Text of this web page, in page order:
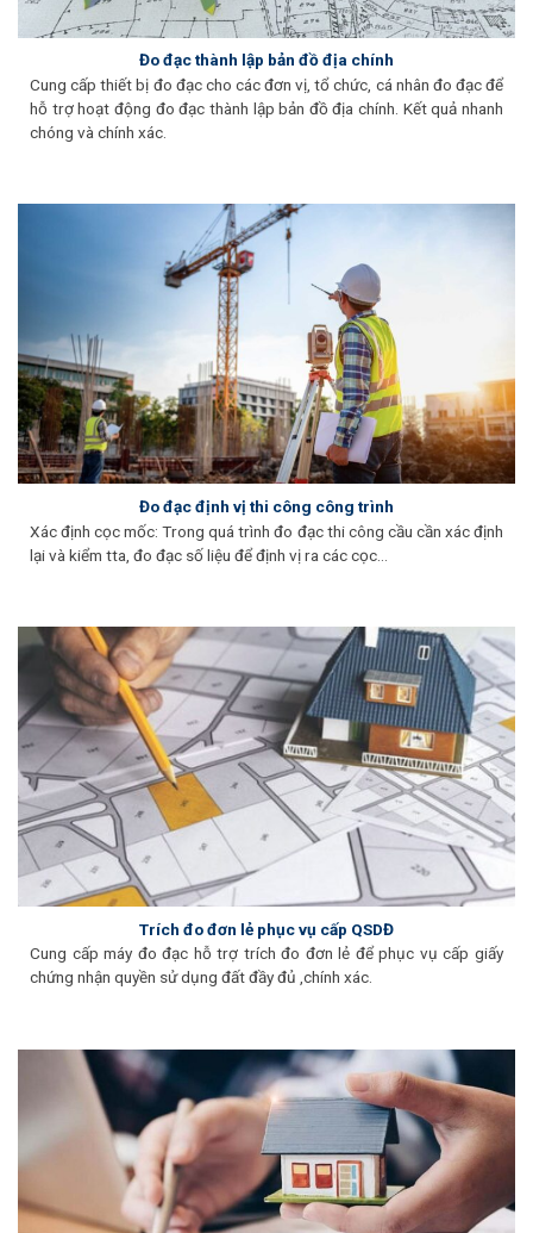
Đo đạc thành lập bản đồ địa chính
Cung cấp thiết bị đo đạc cho các đơn vị, tổ chức, cá nhân đo đạc để
hỗ trợ hoạt động đo đạc thành lập bản đồ địa chính. Kết quả nhanh
chóng và chính xác.
Đo đạc định vị thi công công trình
Xác định cọc mốc: Trong quá trình đo đạc thi công cầu cần xác định
lại và kiểm tta, đo đạc số liệu để định vị ra các cọc…
Trích đo đơn lẻ phục vụ cấp QSDĐ
Cung cấp máy đo đạc hỗ trợ trích đo đơn lẻ để phục vụ cấp giấy
chứng nhận quyền sử dụng đất đầy đủ ,chính xác.